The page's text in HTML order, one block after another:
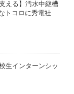
える】汚水中継槽
トコロに秀電社
生インターンシッ